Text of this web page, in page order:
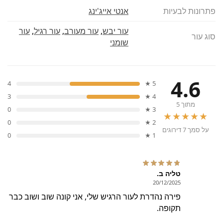
פתרונות לבעיות אנטי אייג'ינג
סוג עור עור יבש, עור מעורב, עור רגיל, עור
שומני
4.6
מתוך 5
★★★★★
על סמך 7 דירוגים
5 ★
4
4 ★
3
3 ★
0
2 ★
0
1 ★
0
טליה ב.
20/12/2025
פירה נהדרת לעור הרגיש שלי, אני קונה שוב ושוב כבר
תקופה.